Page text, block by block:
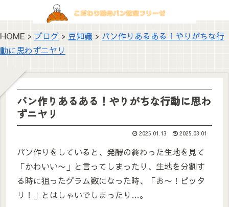
HOME > ブログ > 豆知識 > パン作りあるある！やりがちな行
動に思わずニヤリ
パン作りあるある！やりがちな行動に思わ
ずニヤリ
2025.01.13 2025.03.01
パン作りをしていると、発酵の終わった生地を見て
「かわいい〜」と言ってしまったり、生地を分割す
る時に狙ったグラム数になった時、「お〜！ピッタ
リ！」とはしゃいでしまったり…。